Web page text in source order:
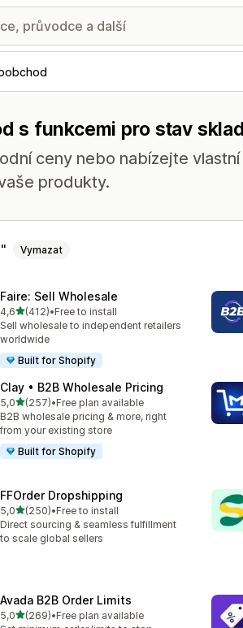
s funkcemi pro stav
ceny nebo nabízejte vlastní
produkty.
Vymazat
Faire: Sell Wholesale
4,6z 5 hvězd
(412)
Celkový počet recenzí: 412
•Free to install
Sell wholesale to independent retailers
worldwide
Built for Shopify
Clay • B2B Wholesale Pricing
5,0z 5 hvězd
(257)
Celkový počet recenzí: 257
•Free plan available
B2B wholesale pricing & more, right
from your existing store
Built for Shopify
FFOrder Dropshipping
5,0z 5 hvězd
(250)
Celkový počet recenzí: 250
•Free to install
Direct sourcing & seamless fulfillment
to scale global sellers
Avada B2B Order Limits
5,0z 5 hvězd
(269)
Celkový počet recenzí: 269
•Free plan available